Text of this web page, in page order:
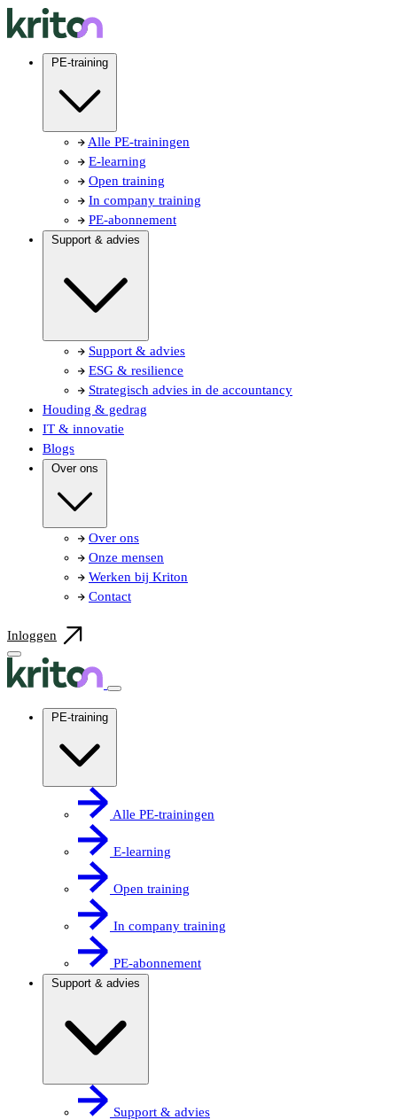
PE-training
Alle PE-trainingen
E-learning
Open training
In company training
PE-abonnement
Support & advies
Support & advies
ESG & resilience
Strategisch advies in de accountancy
Houding & gedrag
IT & innovatie
Blogs
Over ons
Over ons
Onze mensen
Werken bij Kriton
Contact
Inloggen
PE-training
Alle PE-trainingen
E-learning
Open training
In company training
PE-abonnement
Support & advies
Support & advies